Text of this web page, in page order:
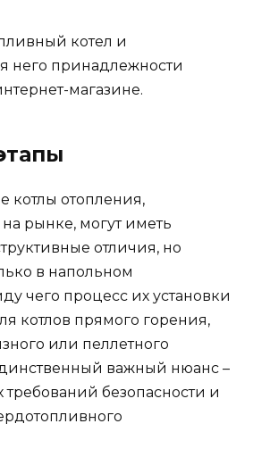
котел и
него принадлежности
магазине.
котлы отопления,
рынке, могут иметь
отличия, но
в напольном
чего процесс их установки
котлов прямого горения,
или пеллетного
важный нюанс –
безопасности и